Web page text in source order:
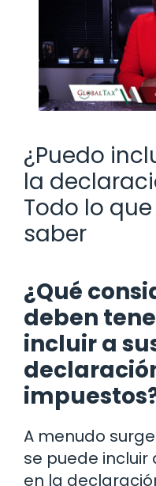
¿Puedo
la
Todo lo
saber
¿Qué
deben
incluir a
A menudo
se puede
en la